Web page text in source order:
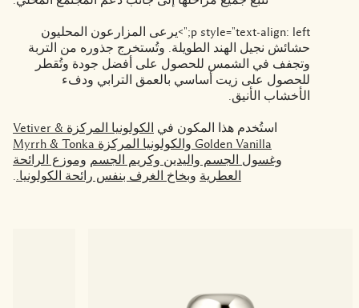
p style="text-align: left;">يرعى المزارعون المحليون
حشائش نجيل الهند الطويلة. وتُستخرج جذوره من التربة
وتجفف في الشمس للحصول على أفضل جودة وتُقطر
للحصول على زيت أساسي بالعمق الترابي ودفء
الأخشاب الأنيق.
استُخدم هذا المكون في
الكولونيا المركزة Vetiver &
Golden Vanilla والكولونيا المركزة Myrrh & Tonka
وغسول الجسم واليدينوكريم الجسم وموزع الرائحة
العطرية وبخاخ الغرف بنفس رائحة الكولونيا..